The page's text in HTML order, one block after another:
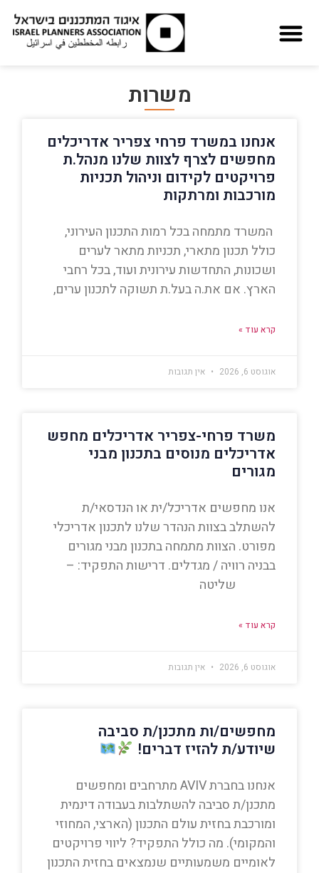
משרות
אנחנו במשרד פרחי צפריר אדריכלים
מחפשים לצרף לצוות שלנו מנהל.ת
פרויקטים לקידום וניהול תכניות
מורכבות ומרתקות
המשרד מתמחה בכל רמות התכנון העירוני,
כולל תכנון מתארי, תכניות מתאר לערים
ושכונות, התחדשות עירונית ועוד, בכל רחבי
הארץ. אם את.ה בעל.ת תשוקה לתכנון ערים,
קרא עוד »
אוגוסט 6, 2026 אין תגובות
משרד פרחי-צפריר אדריכלים מחפש
אדריכלים מנוסים בתכנון מבני
מגורים
אנו מחפשים אדריכל/ית או הנדסאי/ת
להשתלב בצוות הנהדר שלנו לתכנון אדריכלי
מפורט. הצוות מתמחה בתכנון מבני מגורים
בבניה רוויה / מגדלים. דרישות התפקיד: –
שליטה
קרא עוד »
אוגוסט 6, 2026 אין תגובות
מחפשים/ות מתכנן/ת סביבה
שיודע/ת להזיז דברים!
אנחנו בחברת AVIV מתרחבים ומחפשים
מתכנן/ת סביבה להשתלבות בעבודה דינמית
ומורכבת בחזית עולם התכנון (הארצי, המחוזי
והמקומי). מה כולל התפקיד? ליווי פרויקטים
לאומיים משמעותיים שנמצאים בחזית התכנון